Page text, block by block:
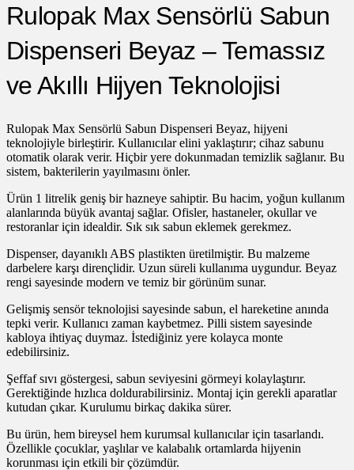
Rulopak Max Sensörlü Sabun
Dispenseri Beyaz – Temassız
ve Akıllı Hijyen Teknolojisi
Rulopak Max Sensörlü Sabun Dispenseri Beyaz, hijyeni
teknolojiyle birleştirir. Kullanıcılar elini yaklaştırır; cihaz sabunu
otomatik olarak verir. Hiçbir yere dokunmadan temizlik sağlanır. Bu
sistem, bakterilerin yayılmasını önler.
Ürün 1 litrelik geniş bir hazneye sahiptir. Bu hacim, yoğun kullanım
alanlarında büyük avantaj sağlar. Ofisler, hastaneler, okullar ve
restoranlar için idealdir. Sık sık sabun eklemek gerekmez.
Dispenser, dayanıklı ABS plastikten üretilmiştir. Bu malzeme
darbelere karşı dirençlidir. Uzun süreli kullanıma uygundur. Beyaz
rengi sayesinde modern ve temiz bir görünüm sunar.
Gelişmiş sensör teknolojisi sayesinde sabun, el hareketine anında
tepki verir. Kullanıcı zaman kaybetmez. Pilli sistem sayesinde
kabloya ihtiyaç duymaz. İstediğiniz yere kolayca monte
edebilirsiniz.
Şeffaf sıvı göstergesi, sabun seviyesini görmeyi kolaylaştırır.
Gerektiğinde hızlıca doldurabilirsiniz. Montaj için gerekli aparatlar
kutudan çıkar. Kurulumu birkaç dakika sürer.
Bu ürün, hem bireysel hem kurumsal kullanıcılar için tasarlandı.
Özellikle çocuklar, yaşlılar ve kalabalık ortamlarda hijyenin
korunması için etkili bir çözümdür.